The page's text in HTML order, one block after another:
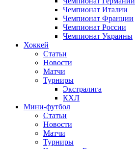
Чемпионат Италии
Чемпионат Франции
Чемпионат России
Чемпионат Украины
Хоккей
Статьи
Новости
Матчи
Турниры
Экстралига
КХЛ
Мини-футбол
Статьи
Новости
Матчи
Турниры